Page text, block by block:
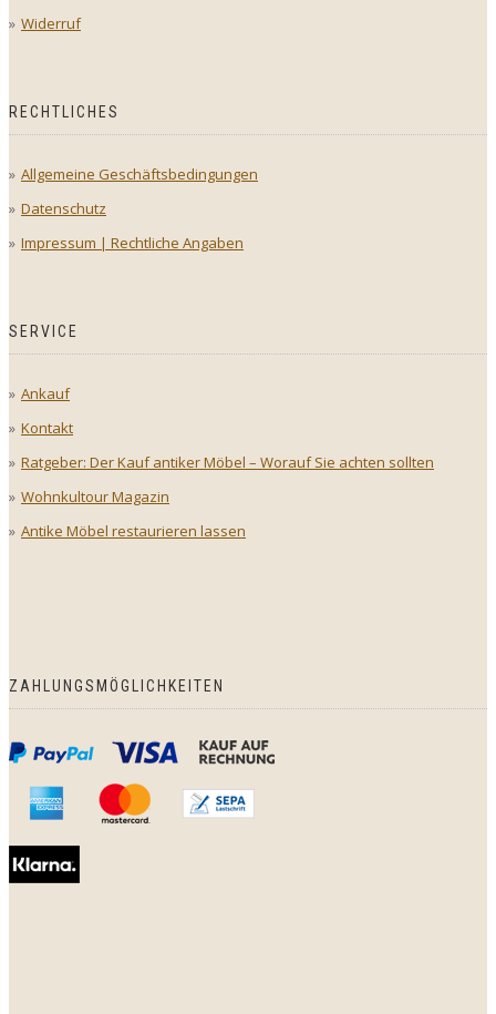
Widerruf
RECHTLICHES
Allgemeine Geschäftsbedingungen
Datenschutz
Impressum | Rechtliche Angaben
SERVICE
Ankauf
Kontakt
Ratgeber: Der Kauf antiker Möbel – Worauf Sie achten sollten
Wohnkultour Magazin
Antike Möbel restaurieren lassen
ZAHLUNGSMÖGLICHKEITEN